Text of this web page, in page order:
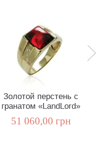
Золотой перстень с
гранатом «LandLord»
51 060,00 грн